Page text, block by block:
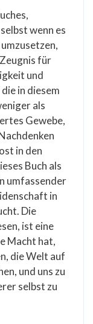
wenn es
für
und
in diesem
als
Gewebe,
in den
Buch als
umfassender
in
Die
ist eine
Macht hat,
die Welt auf
und uns zu
selbst zu